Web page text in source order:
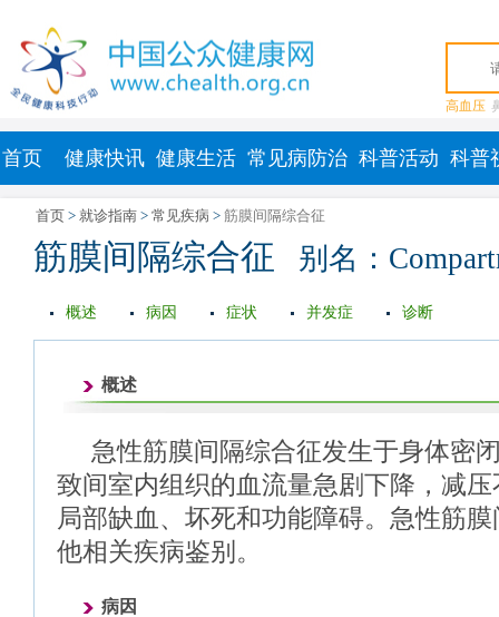
高血压
首页 健康快讯 健康生活 常见病防治 科普活动 科普
首页 > 就诊指南 > 常见疾病 > 筋膜间隔综合征
筋膜间隔综合征 别名：
概述 病因 症状 并发症 诊断
概述
急性筋膜间隔综合征发生于身体密
致间室内组织的血流量急剧下降，减
局部缺血、坏死和功能障碍。急性筋
他相关疾病鉴别。
病因